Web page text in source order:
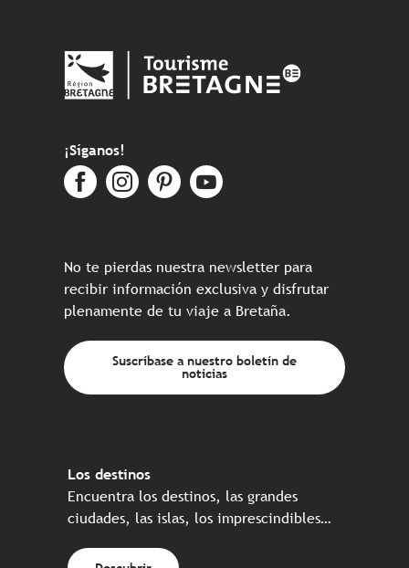
¡Síganos!
No te pierdas nuestra newsletter para
recibir información exclusiva y disfrutar
plenamente de tu viaje a Bretaña.
Suscríbase a nuestro boletín de
noticias
Los destinos
Encuentra los destinos, las grandes
ciudades, las islas, los imprescindibles…